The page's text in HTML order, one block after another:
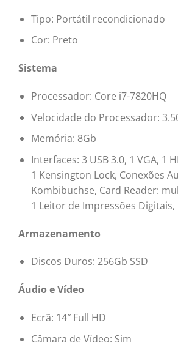
Tipo: Portátil recondicionado
Cor: Preto
Sistema
Processador: Core i7-7820HQ
Velocidade do Processador:
Memória: 8Gb
Interfaces: 3 USB 3.0, 1 VGA, 1
1 Kensington Lock, Conexões
Kombibuchse, Card Reader:
1 Leitor de Impressões
Armazenamento
Discos Duros: 256Gb SSD
Áudio e Vídeo
Ecrã: 14″ Full HD
Câmara de Vídeo: Sim